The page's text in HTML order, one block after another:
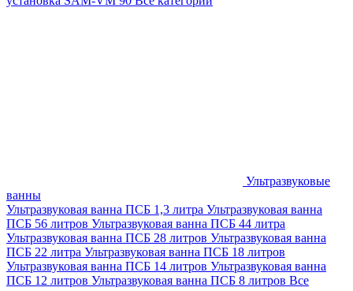
Ультразвуковые
ванны
Ультразвуковая ванна ПСБ 1,3 литра Ультразвуковая ванна
ПСБ 56 литров Ультразвуковая ванна ПСБ 44 литра
Ультразвуковая ванна ПСБ 28 литров Ультразвуковая ванна
ПСБ 22 литра Ультразвуковая ванна ПСБ 18 литров
Ультразвуковая ванна ПСБ 14 литров Ультразвуковая ванна
ПСБ 12 литров Ультразвуковая ванна ПСБ 8 литров Все